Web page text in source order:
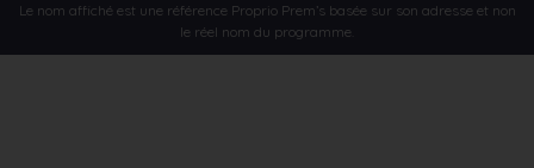
Le nom affiché est une référence Proprio Prem’s basée sur son adresse et non
le réel nom du programme.